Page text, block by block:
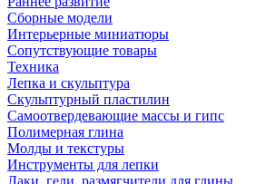
Сборные модели
Интерьерные миниатюры
Сопутствующие товары
Техника
Лепка и скульптура
Скульптурный пластилин
Самоотвердевающие массы и гипс
Полимерная глина
Молды и текстуры
Инструменты для лепки
Лаки, гели, размягчители для глины